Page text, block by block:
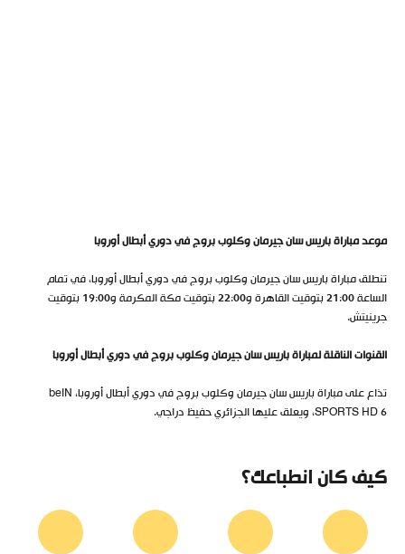
موعد مباراة باريس سان جيرمان وكلوب بروج في دوري أبطال أوروبا
تنطلق مباراة باريس سان جيرمان وكلوب بروج في دوري أبطال أوروبا، في تمام
الساعة 21:00 بتوقيت القاهرة و22:00 بتوقيت مكة المكرمة و19:00 بتوقيت
جرينيتش.
القنوات الناقلة لمباراة باريس سان جيرمان وكلوب بروج في دوري أبطال أوروبا
تذاع على مباراة باريس سان جيرمان وكلوب بروج في دوري أبطال أوروبا، beIN
SPORTS HD 6، ويعلق عليها الجزائري حفيظ دراجي.
كيف كان انطباعك؟